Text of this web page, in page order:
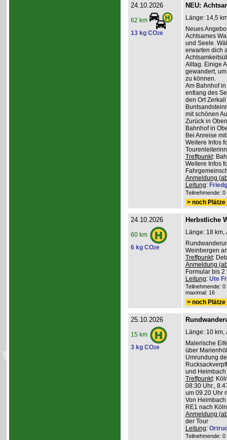
24.10.2026
62 km
13 kg CO2e
NEU:
Länge: 14,5
Neues
Achtsames
und Seele.
erwarten dich
Alltag. Einige
gewandert,
zu können.
Am Bahnhof
entlang des
den Ort
mit schönen
Zurück in
Bahnhof in
Bei Anreise
Weitere Infos
Treffpunkt:
Weitere Infos
Anmeldung
Leitung:
Teilnehmende:
> noch
24.10.2026
60 km
6 kg CO2e
Herbstliche
Länge: 18 km,
Weinbergen
Treffpunkt:
Anmeldung
Formular bis 2
Leitung: Ute
Teilnehmende:
maximal: 16
> noch
25.10.2026
15 km
3 kg CO2e
Länge: 10 km,
Malerische
über
Umrundung
und
Treffpunkt:
08:30 Uhr.,
um 09.20 Uhr
Von
RE1 nach
Anmeldung
der Tour
Leitung:
Teilnehmende: